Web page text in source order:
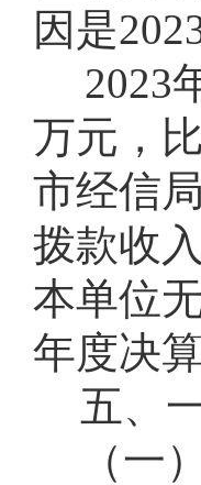
因是
2023
万元，
市经信
拨款收
本单位
年度决
五、
（一